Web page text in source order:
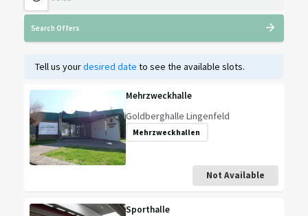
Search Offers
Tell us yourdesired date to see the available slots.
Mehrzweckhalle
Goldberghalle Lingenfeld
Mehrzweckhallen
Not Available
Sporthalle